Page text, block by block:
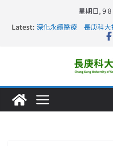
星期日, 9
Latest: 獲肯定
深化永續醫療 長庚科大
跨海築夢 長庚科大赴美
仁德醫專與長庚科大締